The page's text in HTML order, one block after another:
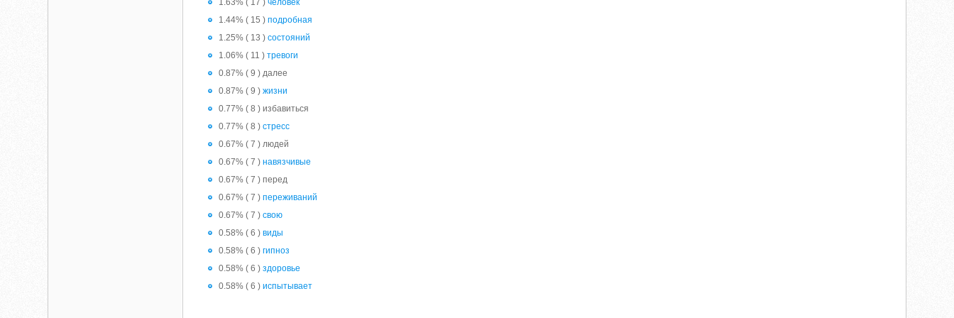
1.63% ( 17 )человек
1.44% ( 15 )подробная
1.25% ( 13 )состояний
1.06% ( 11 )тревоги
0.87% ( 9 ) далее
0.87% ( 9 )жизни
0.77% ( 8 ) избавиться
0.77% ( 8 )стресс
0.67% ( 7 ) людей
0.67% ( 7 )навязчивые
0.67% ( 7 ) перед
0.67% ( 7 )переживаний
0.67% ( 7 )свою
0.58% ( 6 )виды
0.58% ( 6 )гипноз
0.58% ( 6 )здоровье
0.58% ( 6 )испытывает